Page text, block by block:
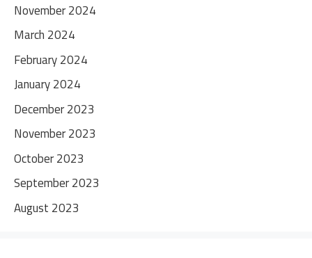
November 2024
March 2024
February 2024
January 2024
December 2023
November 2023
October 2023
September 2023
August 2023